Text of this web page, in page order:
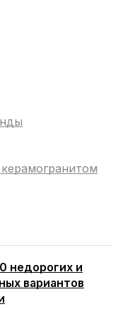
недорогих и
вариантов